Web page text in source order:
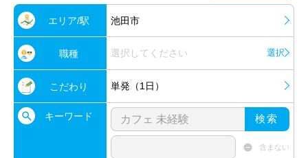
エリア/駅 池田市
職種 選択してください 選択
こだわり 単発（1日）
キーワード 検索
含まない